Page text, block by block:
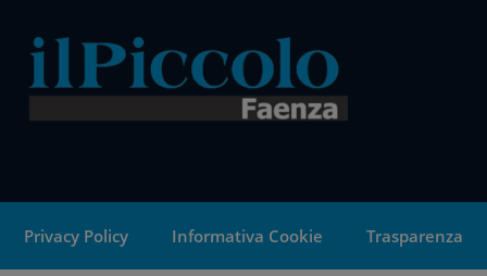
Privacy Policy Informativa Cookie Trasparenza